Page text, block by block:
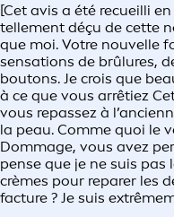
[Cet avis a été recueilli
tellement déçu de cette
que moi. Votre nouvelle
sensations de brûlures,
boutons. Je crois que
à ce que vous arrêtiez
vous repassez à
la peau. Comme quoi le
Dommage, vous avez
pense que je ne suis pas
crèmes pour reparer les
facture ? Je suis